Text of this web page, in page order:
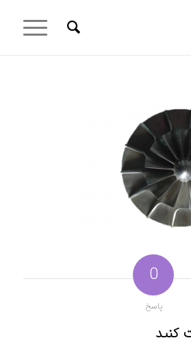
0
پاسخ
کنید